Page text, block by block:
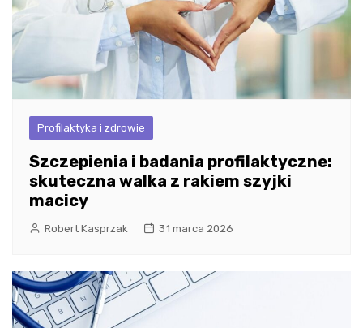
Profilaktyka i zdrowie
Szczepienia i badania profilaktyczne:
skuteczna walka z rakiem szyjki
macicy
Robert Kasprzak 31 marca 2026